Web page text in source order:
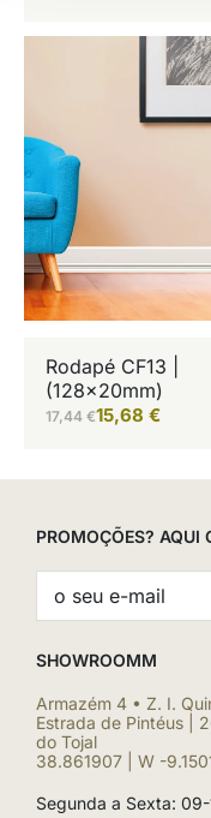
Rodapé CF13 |
(128x20mm)
17,44 €15,68 €
PROMOÇÕES? AQUI
SHOWROOMM
Armazém 4 • Z. I.
Estrada de Pintéus |
do Tojal
38.861907 | W -
Segunda a Sexta: